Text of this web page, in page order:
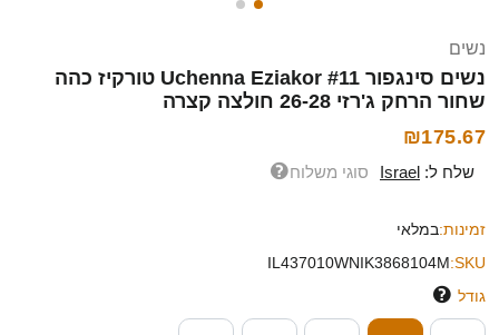
נשים
נשים סינגפור Uchenna Eziakor #11 טורקיז כהה
שחור הרחק ג'רזי 26-28 חולצה קצרה
₪175.67
שלח ל: Israel סוגי משלוח
זמינות:במלאי
SKU:
IL437010WNIK3868104M
גודל